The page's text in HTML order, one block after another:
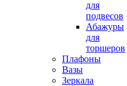
для
подвесов
Абажуры
для
торшеров
Плафоны
Вазы
Зеркала